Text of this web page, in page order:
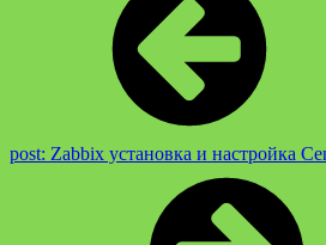
post: Zabbix установка и настройка